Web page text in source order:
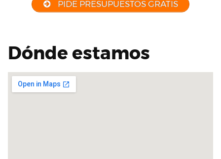
PIDE PRESUPUESTOS GRATIS
Dónde estamos